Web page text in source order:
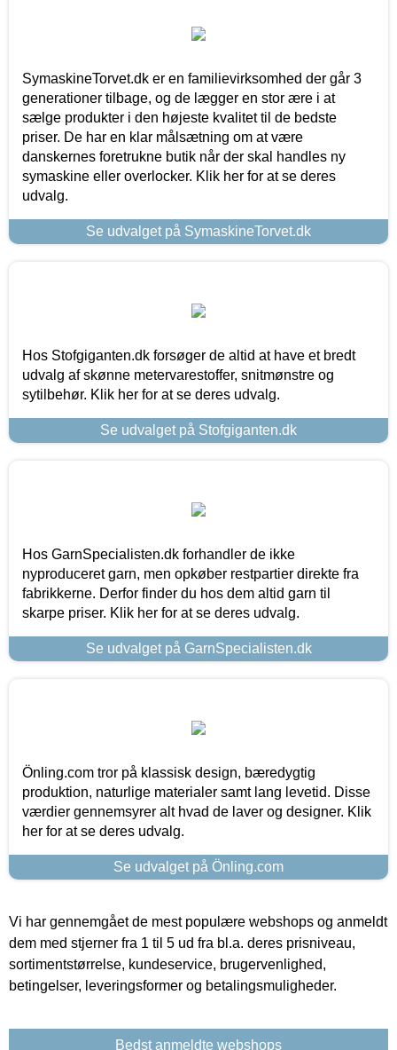
SymaskineTorvet.dk er en familievirksomhed der går 3
generationer tilbage, og de lægger en stor ære i at
sælge produkter i den højeste kvalitet til de bedste
priser. De har en klar målsætning om at være
danskernes foretrukne butik når der skal handles ny
symaskine eller overlocker. Klik her for at se deres
udvalg.
Se udvalget på SymaskineTorvet.dk
Hos Stofgiganten.dk forsøger de altid at have et bredt
udvalg af skønne metervarestoffer, snitmønstre og
sytilbehør. Klik her for at se deres udvalg.
Se udvalget på Stofgiganten.dk
Hos GarnSpecialisten.dk forhandler de ikke
nyproduceret garn, men opkøber restpartier direkte fra
fabrikkerne. Derfor finder du hos dem altid garn til
skarpe priser. Klik her for at se deres udvalg.
Se udvalget på GarnSpecialisten.dk
Önling.com tror på klassisk design, bæredygtig
produktion, naturlige materialer samt lang levetid. Disse
værdier gennemsyrer alt hvad de laver og designer. Klik
her for at se deres udvalg.
Se udvalget på Önling.com
Vi har gennemgået de mest populære webshops og anmeldt
dem med stjerner fra 1 til 5 ud fra bl.a. deres prisniveau,
sortimentstørrelse, kundeservice, brugervenlighed,
betingelser, leveringsformer og betalingsmuligheder.
Bedst anmeldte webshops